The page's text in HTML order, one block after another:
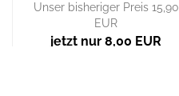
Unser bisheriger Preis 15,90
EUR
jetzt nur 8,00 EUR